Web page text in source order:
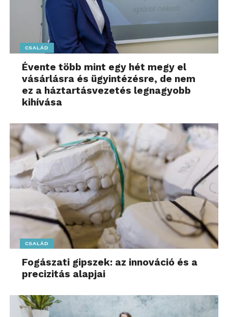
CSALÁD
Évente több mint egy hét megy el
vásárlásra és ügyintézésre, de nem
ez a háztartásvezetés legnagyobb
kihívása
CSALÁD
Fogászati gipszek: az innováció és a
precizitás alapjai